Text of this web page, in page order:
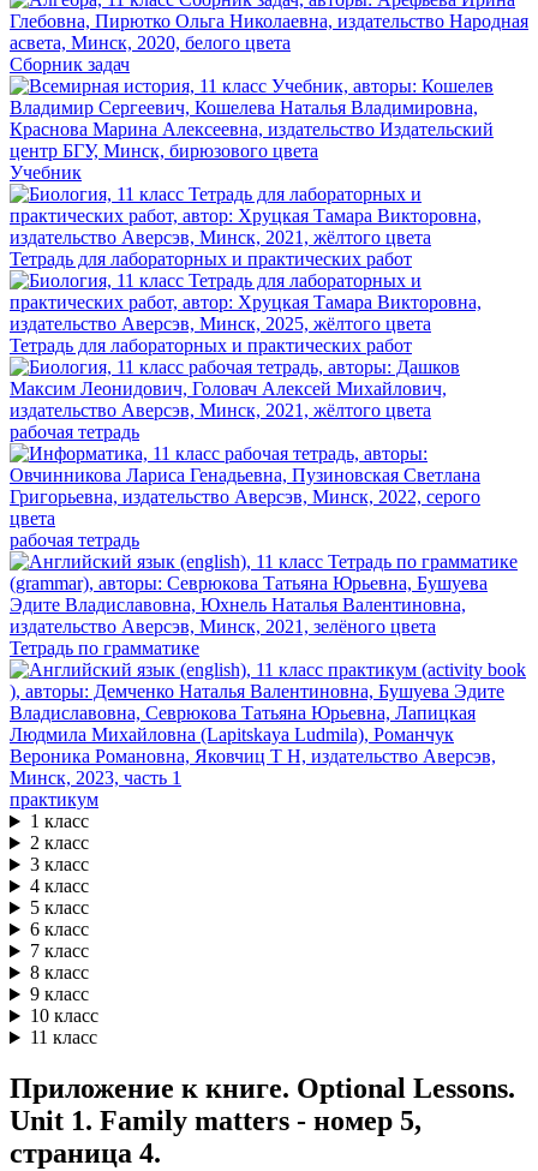
Сборник задач
Учебник
Тетрадь для лабораторных и практических работ
Тетрадь для лабораторных и практических работ
рабочая тетрадь
рабочая тетрадь
Тетрадь по грамматике
практикум
1 класс
2 класс
3 класс
4 класс
5 класс
6 класс
7 класс
8 класс
9 класс
10 класс
11 класс
Приложение к книге. Optional Lessons.
Unit 1. Family matters - номер 5,
страница 4.